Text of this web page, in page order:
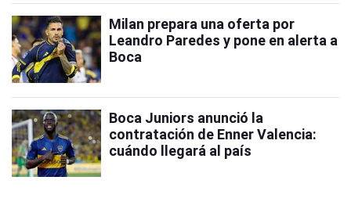
Milan prepara una oferta por
Leandro Paredes y pone en alerta a
Boca
Boca Juniors anunció la
contratación de Enner Valencia:
cuándo llegará al país